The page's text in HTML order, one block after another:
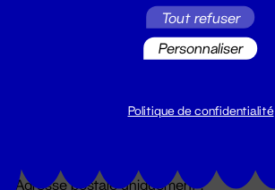
Du lundi au vendredi 14h → 18h
Adresse postale uniquement :
Tout refuser
Personnaliser
Politique de confidentialité